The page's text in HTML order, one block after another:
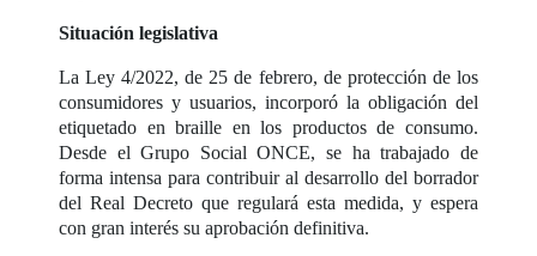
Situación legislativa
La Ley 4/2022, de 25 de febrero, de protección de los
consumidores y usuarios, incorporó la obligación del
etiquetado en braille en los productos de consumo.
Desde el Grupo Social ONCE, se ha trabajado de
forma intensa para contribuir al desarrollo del borrador
del Real Decreto que regulará esta medida, y espera
con gran interés su aprobación definitiva.